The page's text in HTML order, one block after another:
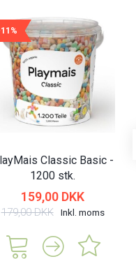
Classic Basic -
1200 stk.
159,00 DKK
179,00 DKK Inkl. moms